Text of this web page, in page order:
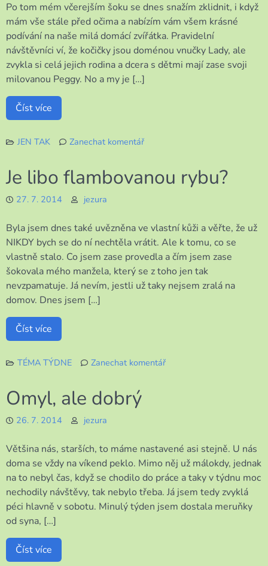
Po tom mém včerejším šoku se dnes snažím zklidnit, i když
mám vše stále před očima a nabízím vám všem krásné
podívání na naše milá domácí zvířátka. Pravidelní
návštěvníci ví, že kočičky jsou doménou vnučky Lady, ale
zvykla si celá jejich rodina a dcera s dětmi mají zase svoji
milovanou Peggy. No a my je […]
Číst více
JEN TAK
Zanechat komentář
se
Je libo flambovanou rybu?
27. 7. 2014 jezura
Byla jsem dnes také uvězněna ve vlastní kůži a věřte, že už
NIKDY bych se do ní nechtěla vrátit. Ale k tomu, co se
vlastně stalo. Co jsem zase provedla a čím jsem zase
šokovala mého manžela, který se z toho jen tak
nevzpamatuje. Já nevím, jestli už taky nejsem zralá na
domov. Dnes jsem […]
Číst více
TÉMA TÝDNE
Zanechat komentář
Omyl, ale dobrý
26. 7. 2014 jezura
Většina nás, starších, to máme nastavené asi stejně. U nás
doma se vždy na víkend peklo. Mimo něj už málokdy, jednak
na to nebyl čas, když se chodilo do práce a taky v týdnu moc
nechodily návštěvy, tak nebylo třeba. Já jsem tedy zvyklá
péci hlavně v sobotu. Minulý týden jsem dostala meruňky
od syna, […]
Číst více